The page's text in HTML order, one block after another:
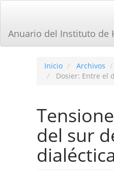
principal
Barra
Anuario del Instituto de
Inicio Archivos
Dosier: Entre el
del sur